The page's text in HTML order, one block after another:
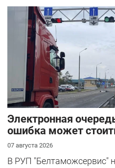
Электронная
ошибка может
07 августа 2026
В РУП "Белтаможсервис"